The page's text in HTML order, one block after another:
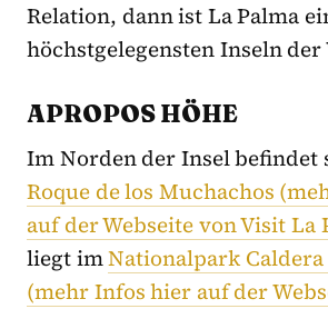
Relation, dann ist La Palma
höchstgelegensten Inseln der
APROPOS HÖHE
Im Norden der Insel befindet
Roque de los Muchachos
auf der Webseite von Visit La
liegt imNationalpark
(mehr Infos hier auf der